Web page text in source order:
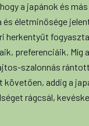
a japánok és
életminősége
herkentyűt
preferenciáik. Míg
szalonnás
addig a
rágcsál,